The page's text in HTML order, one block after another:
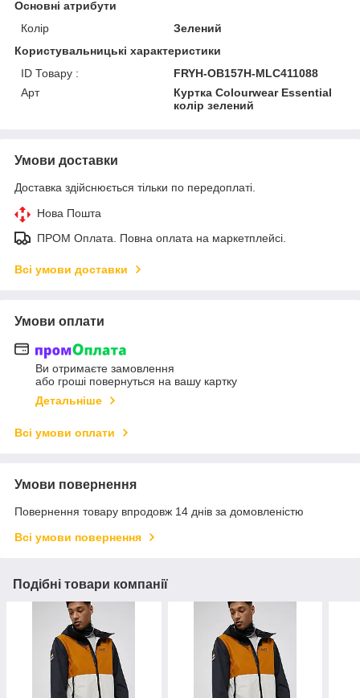
Основні атрибути
Колір
Зелений
Користувальницькі характеристики
ID Товару :
FRYH-OB157H-MLC411088
Арт
Куртка Colourwear Essential
колір зелений
Умови доставки
Доставка здійснюється тільки по передоплаті.
Нова Пошта
ПРОМ Оплата. Повна оплата на маркетплейсі.
Всі умови доставки
Умови оплати
Ви отримаєте замовлення
або гроші повернуться на вашу картку
Детальніше
Всі умови оплати
Умови повернення
Повернення товару впродовж 14 днів за домовленістю
Всі умови повернення
Подібні товари компанії